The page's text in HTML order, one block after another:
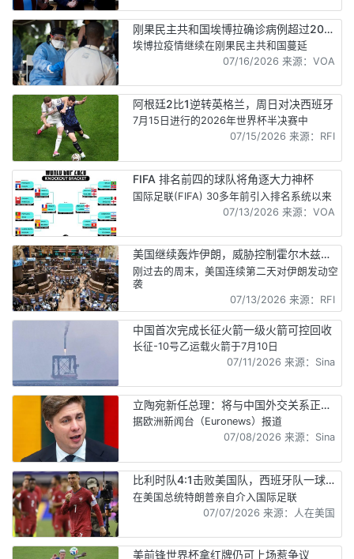
刚果民主共和国埃博拉确诊病例超过2000
例
埃博拉疫情继续在刚果民主共和国蔓延
07/16/2026 来源：VOA
阿根廷2比1逆转英格兰，周日对决西班牙
7月15日进行的2026年世界杯半决赛中
07/15/2026 来源：RFI
FIFA 排名前四的球队将角逐大力神杯
国际足联(FIFA) 30多年前引入排名系统以来
07/13/2026 来源：VOA
美国继续轰炸伊朗，威胁控制霍尔木兹海
峡
刚过去的周末，美国连续第二天对伊朗发动空
袭
07/13/2026 来源：RFI
中国首次完成长征火箭一级火箭可控回收
长征-10号乙运载火箭于7月10日
07/11/2026 来源：Sina
立陶宛新任总理：将与中国外交关系正常
化
据欧洲新闻台（Euronews）报道
07/08/2026 来源：Sina
比利时队4:1击败美国队，西班牙队一球绝
杀葡萄牙
在美国总统特朗普亲自介入国际足联
07/07/2026 来源：人在美国
美前锋世界杯拿红牌仍可上场惹争议